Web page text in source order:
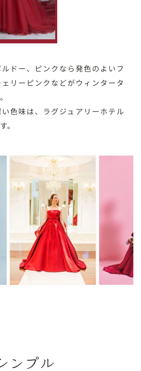
ドー、ピンクなら発色のよいフ
リーピンクなどがウィンタータ
い色味は、ラグジュアリーホテル
。
ンプル